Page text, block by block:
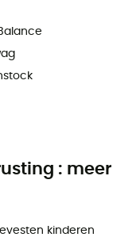
: meer
kinderen